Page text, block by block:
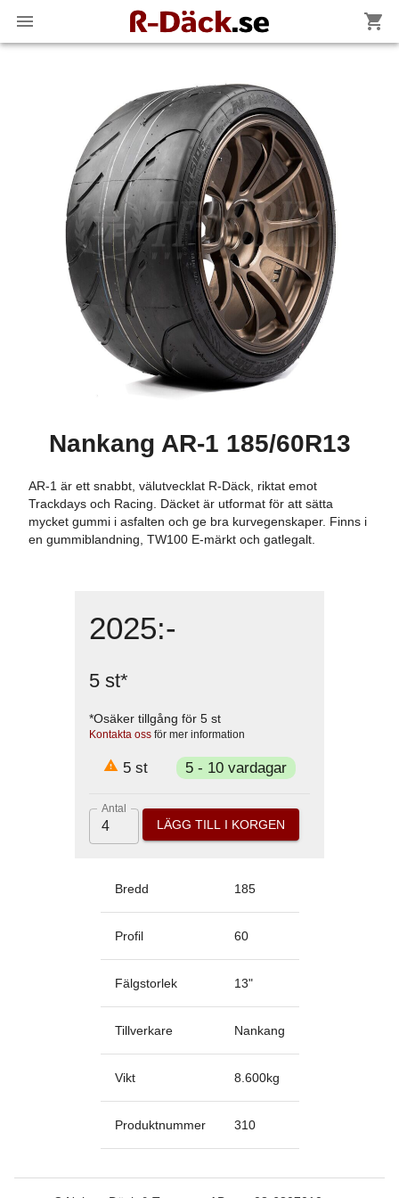
Nankang AR-1 185/60R13
AR-1 är ett snabbt, välutvecklat R-Däck, riktat emot
Trackdays och Racing. Däcket är utformat för att sätta
mycket gummi i asfalten och ge bra kurvegenskaper. Finns i
en gummiblandning, TW100 E-märkt och gatlegalt.
2025:-
5 st*
*Osäker tillgång för 5 st
Kontakta oss för mer information
5st 5 - 10 vardagar
Antal
LÄGG TILL I KORGEN
Bredd 185
Profil 60
Fälgstorlek 13"
Tillverkare Nankang
Vikt 8.600kg
Produktnummer 310